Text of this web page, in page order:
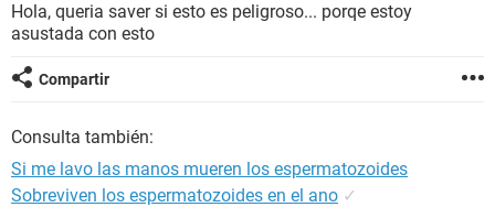
SEXUALIDAD
Hola, queria saver si esto es peligroso... porqe estoy
asustada con esto
Compartir
Consulta también:
Si me lavo las manos mueren los espermatozoides
Sobreviven los espermatozoides en el ano ✓